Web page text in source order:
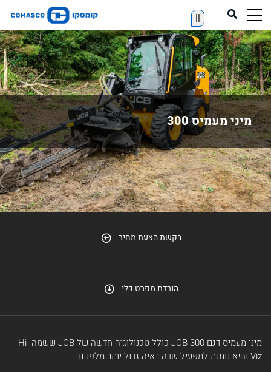
||
מיני מעמיס 300
בקשת הצעת מחיר
הורדת מפרט כלי
מיני מעמיס דגם JCB 300 כולל טכנולוגיה חדשה של JCB ששמה Hi-
Viz והיא נותנת למפעיל שדה ראיה גדול יותר מלפנים.